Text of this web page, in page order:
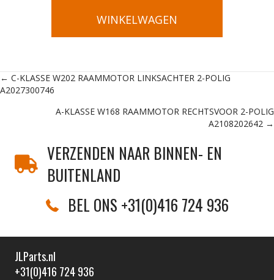
WINKELWAGEN
Posts
navigation
← C-KLASSE W202 RAAMMOTOR LINKSACHTER 2-POLIG
A2027300746
A-KLASSE W168 RAAMMOTOR RECHTSVOOR 2-POLIG
A2108202642 →
VERZENDEN NAAR BINNEN- EN
BUITENLAND
BEL ONS +31(0)416 724 936
JLParts.nl
+31(0)416 724 936